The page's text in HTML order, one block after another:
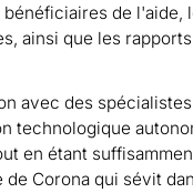
de l'aide,
ainsi que les
avec des
technologique
en étant
Corona qui sévit